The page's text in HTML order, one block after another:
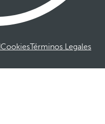
CookiesTérminos Legales